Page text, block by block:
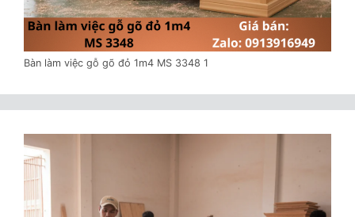
Bàn làm việc gỗ gõ đỏ 1m4 MS 3348 1